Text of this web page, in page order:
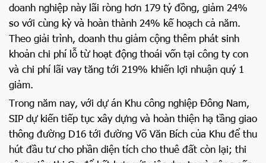
doanh nghiệp này lãi ròng hơn 179 tỷ đồng, giảm 24%
so với cùng kỳ và hoàn thành 24% kế hoạch cả năm.
Theo giải trình, doanh thu giảm cộng thêm phát sinh
khoản chi phí lỗ từ hoạt động thoái vốn tại công ty con
và chi phí lãi vay tăng tới 219% khiến lợi nhuận quý 1
giảm.
Trong năm nay, với dự án Khu công nghiệp Đông Nam,
SIP dự kiến tiếp tục xây dựng và hoàn thiện hạ tầng giao
thông đường D16 tới đường Võ Văn Bích của Khu để thu
hút đầu tư cho phần diện tích cho thuê đất còn lại; thi